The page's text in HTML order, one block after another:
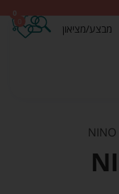
מבצע/מציאון
0